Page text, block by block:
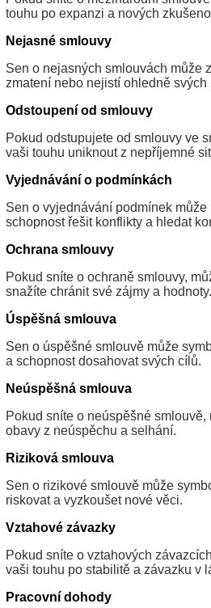
touhu po expanzi a nových
Nejasné smlouvy
Sen o nejasných smlouvách může
zmatení nebo nejistí ohledně svých
Odstoupení od smlouvy
Pokud odstupujete od smlouvy ve
vaši touhu uniknout z nepříjemné
Vyjednávání o podmínkách
Sen o vyjednávání podmínek může
schopnost řešit konflikty a hledat
Ochrana smlouvy
Pokud sníte o ochraně smlouvy,
snažíte chránit své zájmy a hodnoty.
Úspěšná smlouva
Sen o úspěšné smlouvě může
a schopnost dosahovat svých cílů.
Neúspěšná smlouva
Pokud sníte o neúspěšné smlouvě,
obavy z neúspěchu a selhání.
Riziková smlouva
Sen o rizikové smlouvě může
riskovat a vyzkoušet nové věci.
Vztahové závazky
Pokud sníte o vztahových
vaši touhu po stabilitě a závazku v
Pracovní dohody